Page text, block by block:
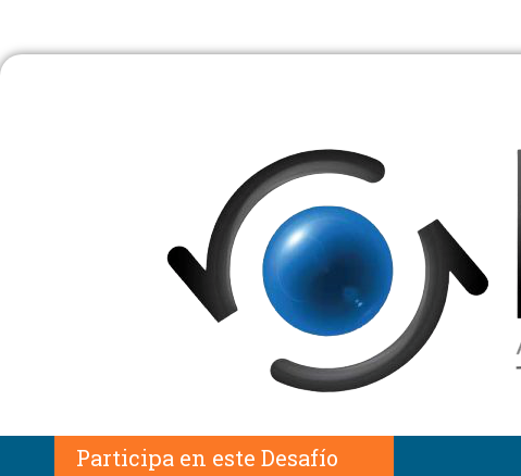
Participa en este Desafío